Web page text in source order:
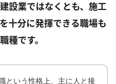
設業ではなくとも、施工
十分に発揮できる職場も
種です。
という性格上、主に人と接